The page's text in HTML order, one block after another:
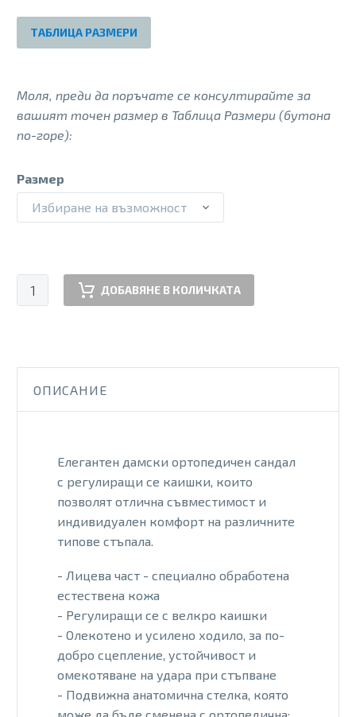
130.00 €.
ТАБЛИЦА РАЗМЕРИ
Моля, преди да поръчате се консултирайте за
вашият точен размер в Таблица Размери (бутона
по-горе):
Размер
Избиране на възможност
количество
за
SOLE
NEGRO
ДОБАВЯНЕ В КОЛИЧКАТА
ОПИСАНИЕ
Елегантен дамски ортопедичен сандал
с регулиращи се каишки, които
позволят отлична съвместимост и
индивидуален комфорт на различните
типове стъпала.
- Лицева част - специално обработена
естествена кожа
- Регулиращи се с велкро каишки
- Олекотено и усилено ходило, за по-
добро сцепление, устойчивост и
омекотяване на удара при стъпване
- Подвижна анатомична стелка, която
може да бъде сменена с ортопедична: